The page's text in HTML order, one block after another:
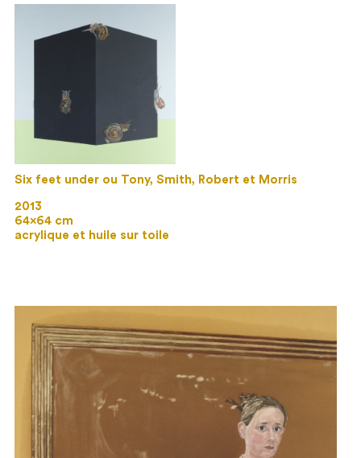
Six feet under ou Tony, Smith, Robert et Morris
2013
64×64 cm
acrylique et huile sur toile